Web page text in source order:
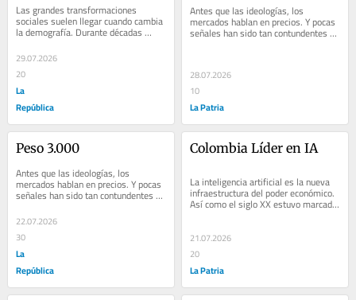
Las grandes transformaciones
sociales suelen llegar cuando cambia
la demografía. Durante décadas
diseñamos un Estado para una
sociedad joven, pero...
29.07.2026
20
La
República
Antes que las ideologías, los
mercados hablan en precios. Y pocas
señales han sido tan contundentes en
28.07.2026
10
La Patria
Peso 3.000
Antes que las ideologías, los
mercados hablan en precios. Y pocas
señales han sido tan contundentes en
acelerada...
22.07.2026
30
La
República
Colombia Líder en IA
La inteligencia artificial es la nueva
infraestructura del poder económico.
Así como el siglo XX estuvo marcado
por petróleo, carreteras y...
21.07.2026
20
La Patria